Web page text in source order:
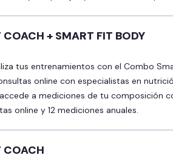
COACH + SMART FIT BODY
online con especialistas en
a mediciones de tu composición
online y 12 mediciones anuales.
COACH